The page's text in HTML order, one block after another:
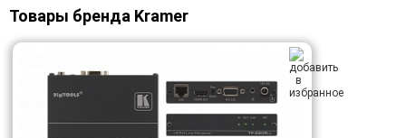
Товары бренда Kramer